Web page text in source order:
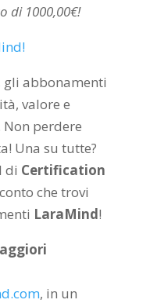
di 1000,00€!
gli abbonamenti
valore e
Non perdere
Una su tutte?
di Certification
che trovi
LaraMind!
, in un